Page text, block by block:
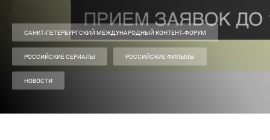
САНКТ-ПЕТЕРБУРГСКИЙ МЕЖДУНАРОДНЫЙ КОНТЕНТ-ФОРУМ
РОССИЙСКИЕ СЕРИАЛЫ РОССИЙСКИЕ ФИЛЬМЫ
НОВОСТИ